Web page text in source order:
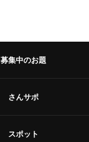
募集中のお題
さんサポ
スポット